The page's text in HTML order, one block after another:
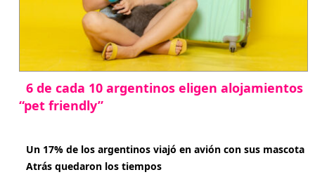
6 de cada 10 argentinos eligen alojamientos
“pet friendly”
Un 17% de los argentinos viajó en avión con sus mascota
Atrás quedaron los tiempos